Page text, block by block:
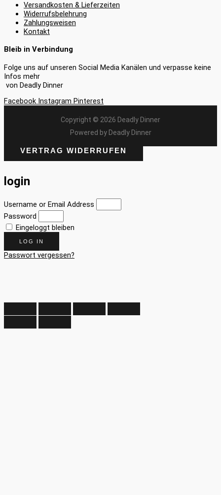
Versandkosten & Lieferzeiten
Widerrufsbelehrung
Zahlungsweisen
Kontakt
Bleib in Verbindung
Folge uns auf unseren Social Media Kanälen und verpasse keine
Infos mehr
von Deadly Dinner
Facebook Instagram Pinterest
Copyright © 2026 Deadly Dinner
Powered by Deadly Dinner
VERTRAG WIDERRUFEN
login
Username or Email Address
Password
Eingeloggt bleiben
LOG IN
Passwort vergessen?